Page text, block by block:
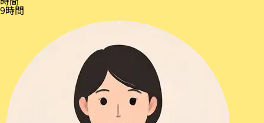
9時間